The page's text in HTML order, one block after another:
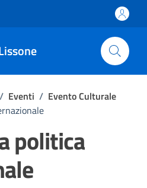
/ Eventi / Evento Culturale
politica